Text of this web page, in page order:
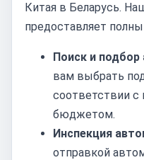
Китая в Беларусь.
предоставляет
Поиск и
вам выбрать
соответствии
бюджетом.
Инспекция
отправкой